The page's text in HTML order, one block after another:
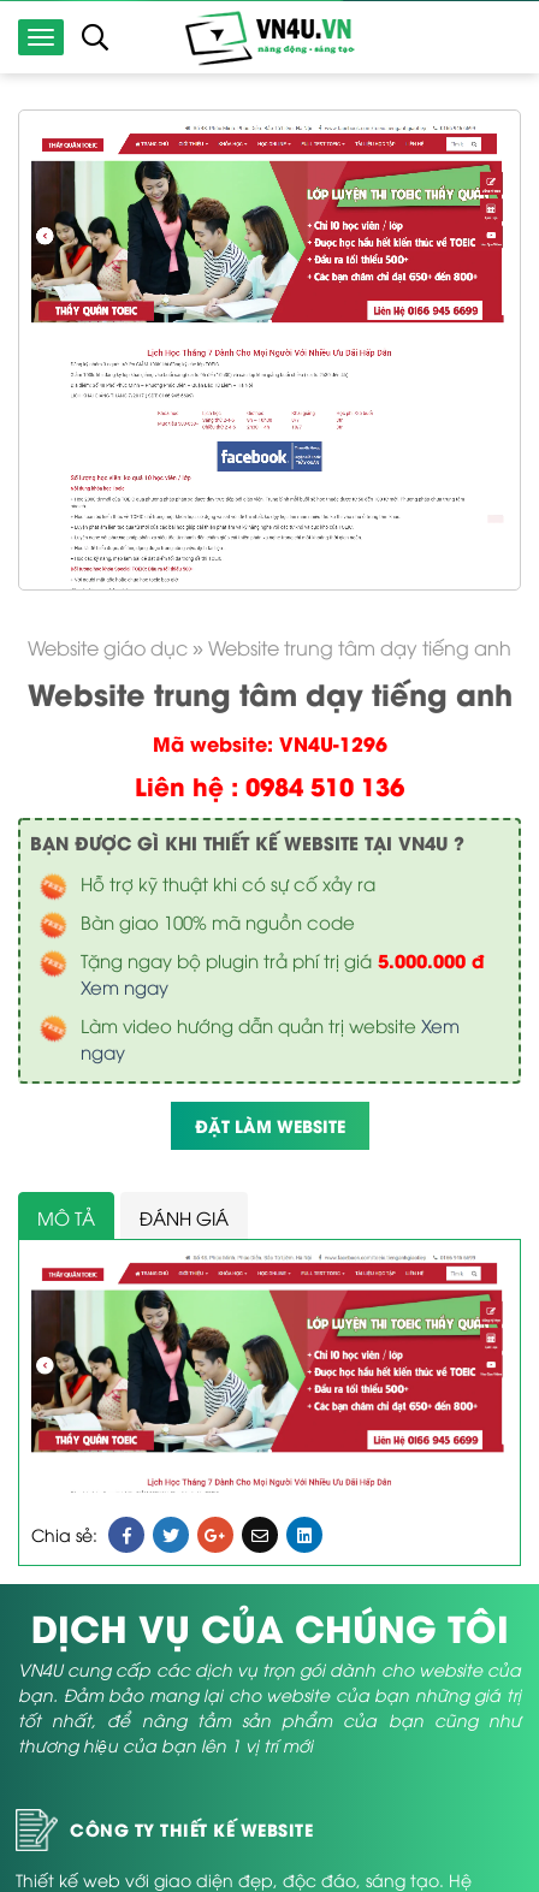
Website giáo dục » Website trung tâm dạy tiếng anh
Website trung tâm dạy tiếng anh
Mã website: VN4U-1296
Liên hệ : 0984 510 136
BẠN ĐƯỢC GÌ KHI THIẾT KẾ WEBSITE TẠI VN4U ?
Hỗ trợ kỹ thuật khi có sự cố xảy ra
Bàn giao 100% mã nguồn code
Tặng ngay bộ plugin trả phí trị giá 5.000.000 đ
Xem ngay
Làm video hướng dẫn quản trị website Xem
ngay
ĐẶT LÀM WEBSITE
MÔ TẢ ĐÁNH GIÁ
Chia sẻ:
DỊCH VỤ CỦA CHÚNG TÔI
VN4U cung cấp các dịch vụ trọn gói dành cho website của
bạn. Đảm bảo mang lại cho website của bạn những giá trị
tốt nhất, để nâng tầm sản phẩm của bạn cũng như
thương hiệu của bạn lên 1 vị trí mới
CÔNG TY THIẾT KẾ WEBSITE
Thiết kế web với giao diện đẹp, độc đáo, sáng tạo. Hệ